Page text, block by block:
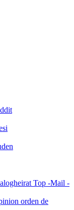
Top -Mail -
orden de